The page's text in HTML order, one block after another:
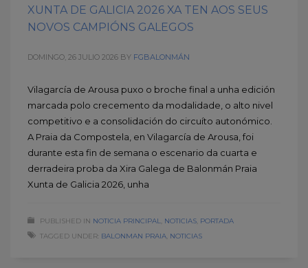
XUNTA DE GALICIA 2026 XA TEN AOS SEUS
NOVOS CAMPIÓNS GALEGOS
DOMINGO, 26 JULIO 2026 BY FGBALONMÁN
Vilagarcía de Arousa puxo o broche final a unha edición
marcada polo crecemento da modalidade, o alto nivel
competitivo e a consolidación do circuíto autonómico.
A Praia da Compostela, en Vilagarcía de Arousa, foi
durante esta fin de semana o escenario da cuarta e
derradeira proba da Xira Galega de Balonmán Praia
Xunta de Galicia 2026, unha
PUBLISHED IN NOTICIA PRINCIPAL NOTICIAS PORTADA
TAGGED UNDER: BALONMAN PRAIA NOTICIAS